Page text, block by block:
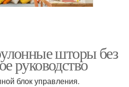
шторы без
руководство
блок управления.